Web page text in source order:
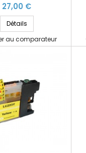
27,00 €
Détails
au comparateur